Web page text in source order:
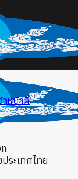
ระเทศไทย
าหน้าที่